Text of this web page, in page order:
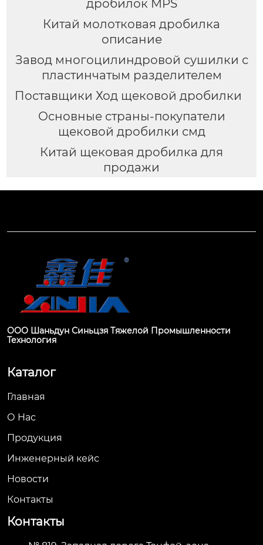
дробилок MPS
Китай молотковая дробилка
описание
Завод многоцилиндровой сушилки с
пластинчатым разделителем
Поставщики Ход щековой дробилки
Основные страны-покупатели
щековой дробилки смд
Китай щековая дробилка для
продажи
ООО Шаньдун Синьцзя Тяжелой Промышленности
Технология
Каталог
Главная
О Hас
Продукция
Инженерный кейс
Новости
Контакты
Контакты